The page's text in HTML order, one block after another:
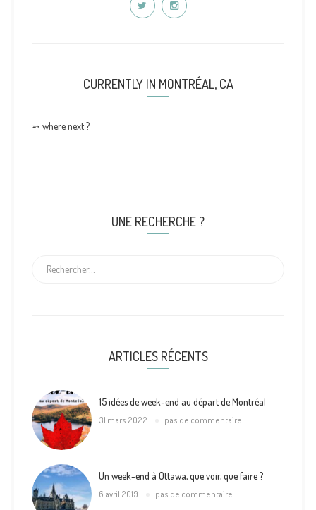
CURRENTLY IN MONTRÉAL, CA
➵ where next ?
UNE RECHERCHE ?
ARTICLES RÉCENTS
15 idées de week-end au départ de Montréal
31 mars 2022 pas de commentaire
Un week-end à Ottawa, que voir, que faire ?
6 avril 2019 pas de commentaire